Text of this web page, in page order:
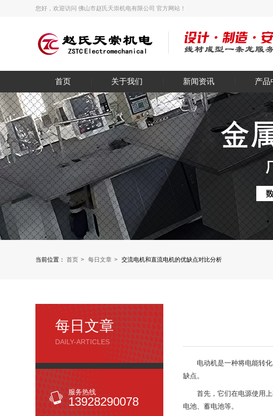
您好，欢迎访问 佛山市赵氏天崇机电有限公司 官方网站！
首页 关于我们 新闻资讯 产品
当前位置： 首页 每日文章 交流电机和直流电机的优缺点对比分析
每日文章
DAILY-ARTICLES
服务热线
13928290078
电动机是一种将电能转
缺点。
首先，它们在电源使用
电池、蓄电池等。